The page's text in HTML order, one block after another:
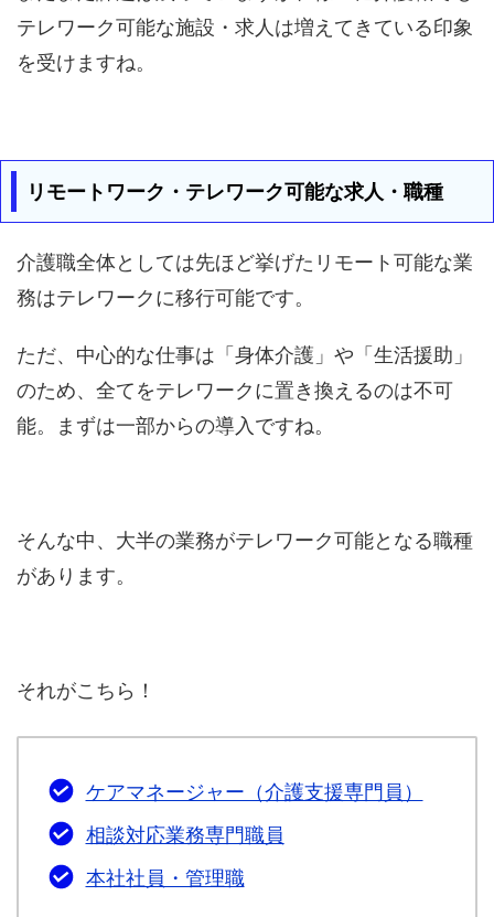
テレワーク可能な施設・求人は増えてきている印象
を受けますね。
リモートワーク・テレワーク可能な求人・職種
介護職全体としては先ほど挙げたリモート可能な業
務はテレワークに移行可能です。
ただ、中心的な仕事は「身体介護」や「生活援助」
のため、全てをテレワークに置き換えるのは不可
能。まずは一部からの導入ですね。
そんな中、大半の業務がテレワーク可能となる職種
があります。
それがこちら！
ケアマネージャー（介護支援専門員）
相談対応業務専門職員
本社社員・管理職